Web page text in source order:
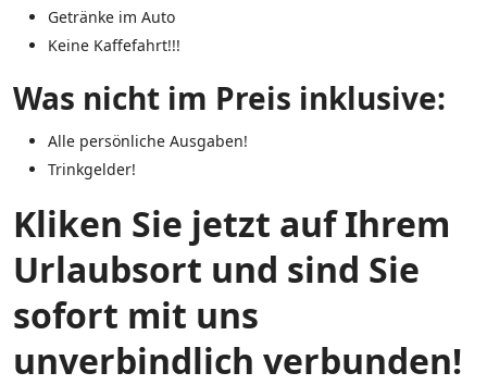
Getränke im Auto
Keine Kaffefahrt!!!
Was nicht im Preis inklusive:
Alle persönliche Ausgaben!
Trinkgelder!
Kliken Sie jetzt auf Ihrem
Urlaubsort und sind Sie
sofort mit uns
unverbindlich verbunden!